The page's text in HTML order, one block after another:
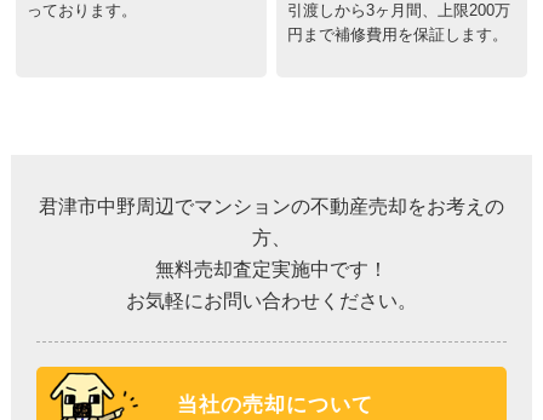
っております。
引渡しから3ヶ月間、上限200万
円まで補修費用を保証します。
君津市中野周辺でマンションの不動産売却をお考えの
方、
無料売却査定実施中です！
お気軽にお問い合わせください。
当社の売却について